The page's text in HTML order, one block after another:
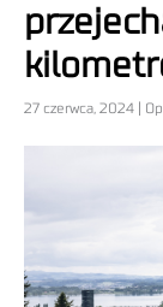
27 czerwca, 2024 |